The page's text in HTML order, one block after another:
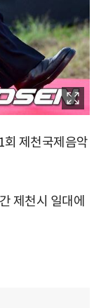
제천국제음악
제천시 일대에